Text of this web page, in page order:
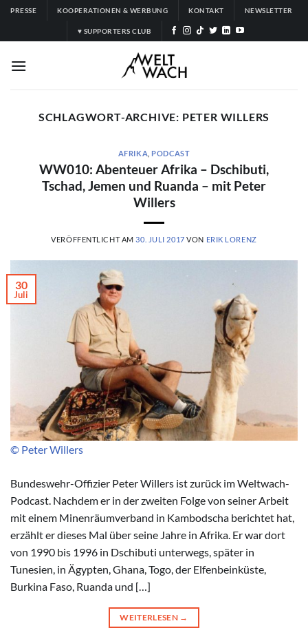
Zum
springen
PRESSE KOOPERATIONEN & WERBUNG KONTAKT NEWSLETTER
♥ SUPPORTERS CLUB
SCHLAGWORT-ARCHIVE: PETER WILLERS
AFRIKA PODCAST
WW010: Abenteuer Afrika – Dschibuti,
Tschad, Jemen und Ruanda – mit Peter
Willers
VERÖFFENTLICHT AM 30. JULI 2017 VON ERIK LORENZ
© Peter Willers
30
Juli
Bundeswehr-Offizier Peter Willers ist zurück im Weltwach-
Podcast. Nachdem er in der zweiten Folge von seiner Arbeit
mit einem Minenräumverband in Kambodscha berichtet hat,
erzählt er dieses Mal über seine Jahre in Afrika. Er war dort
von 1990 bis 1996 in Dschibuti unterwegs, später in
Tunesien, in Ägypten, Ghana, Togo, der Elfenbeinküste,
Burkina Faso, Ruanda und […]
WEITERLESEN →